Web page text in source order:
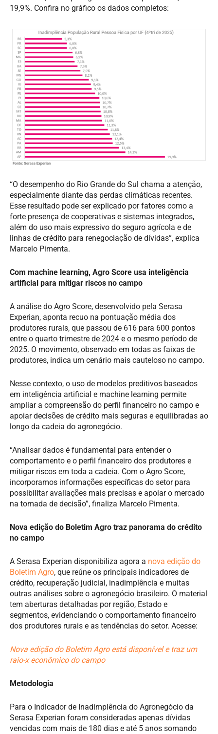
19,9%. Confira no gráfico os dados completos:
“O desempenho do Rio Grande do Sul chama a atenção,
especialmente diante das perdas climáticas recentes.
Esse resultado pode ser explicado por fatores como a
forte presença de cooperativas e sistemas integrados,
além do uso mais expressivo do seguro agrícola e de
linhas de crédito para renegociação de dívidas”, explica
Marcelo Pimenta.
Com machine learning, Agro Score usa inteligência
artificial para mitigar riscos no campo
A análise do Agro Score, desenvolvido pela Serasa
Experian, aponta recuo na pontuação média dos
produtores rurais, que passou de 616 para 600 pontos
entre o quarto trimestre de 2024 e o mesmo período de
2025. O movimento, observado em todas as faixas de
produtores, indica um cenário mais cauteloso no campo.
Nesse contexto, o uso de modelos preditivos baseados
em inteligência artificial e machine learning permite
ampliar a compreensão do perfil financeiro no campo e
apoiar decisões de crédito mais seguras e equilibradas ao
longo da cadeia do agronegócio.
“Analisar dados é fundamental para entender o
comportamento e o perfil financeiro dos produtores e
mitigar riscos em toda a cadeia. Com o Agro Score,
incorporamos informações específicas do setor para
possibilitar avaliações mais precisas e apoiar o mercado
na tomada de decisão”, finaliza Marcelo Pimenta.
Nova edição do Boletim Agro traz panorama do crédito
no campo
A Serasa Experian disponibiliza agora a nova edição do
Boletim Agro, que reúne os principais indicadores de
crédito, recuperação judicial, inadimplência e muitas
outras análises sobre o agronegócio brasileiro. O material
tem aberturas detalhadas por região, Estado e
segmentos, evidenciando o comportamento financeiro
dos produtores rurais e as tendências do setor. Acesse:
Nova edição do Boletim Agro está disponível e traz um
raio-x econômico do campo
Metodologia
Para o Indicador de Inadimplência do Agronegócio da
Serasa Experian foram consideradas apenas dívidas
vencidas com mais de 180 dias e até 5 anos somando